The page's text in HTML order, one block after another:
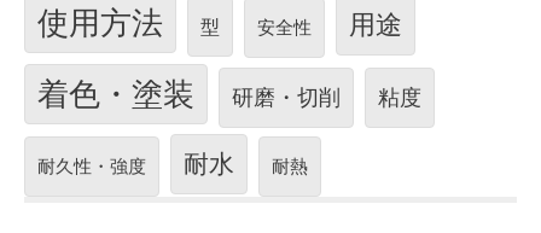
使用方法 型 安全性 用途
着色・塗装 研磨・切削 粘度
耐久性・強度 耐水 耐熱